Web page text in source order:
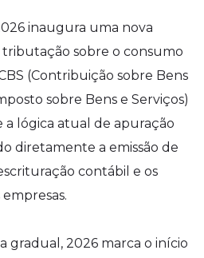
inaugura uma nova
sobre o consumo
(Contribuição sobre Bens
sobre Bens e Serviços)
lógica atual de apuração
diretamente a emissão de
contábil e os
gradual, 2026 marca o início